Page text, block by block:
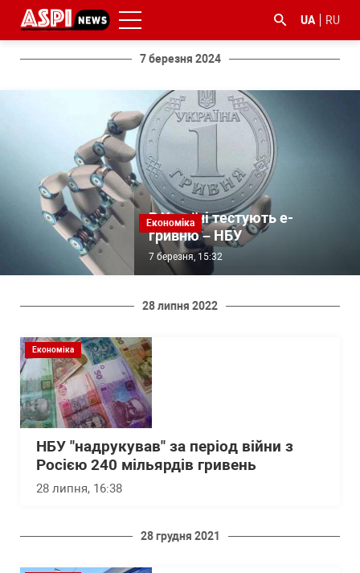
UA RU
7 березня 2024
Економіка
В Україні тестують е-
гривню – НБУ
7 березня, 15:32
28 липня 2022
Економіка
НБУ "надрукував" за період війни з
Росією 240 мільярдів гривень
28 липня, 16:38
28 грудня 2021
#боротьба
з
корупцією
#ДФС #Київ #коронавірус